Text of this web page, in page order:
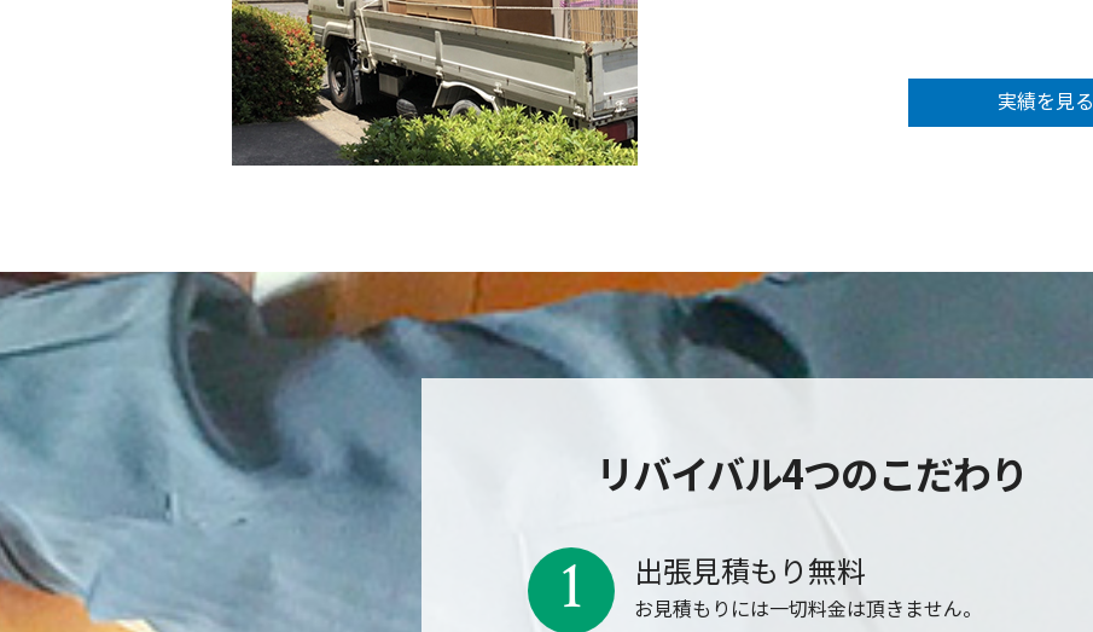
実績を見る
リバイバル4つのこだわり
出張見積もり無料
お見積もりには一切料金は頂きません。
1